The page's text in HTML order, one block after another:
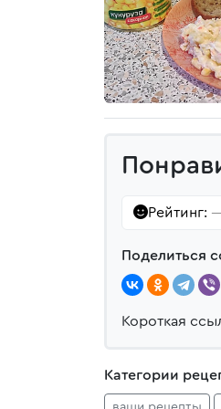
Рейтинг:
Поделиться
Короткая
Категории